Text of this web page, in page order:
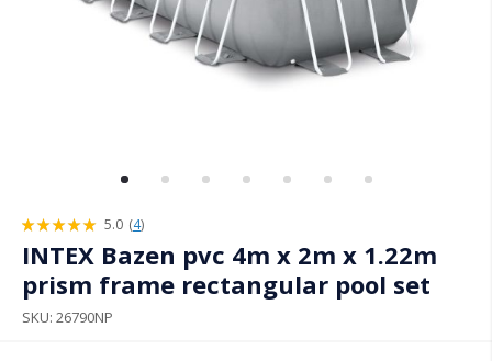
5.0 (4)
INTEX Bazen pvc 4m x 2m x 1.22m
prism frame rectangular pool set
SKU 26790NP